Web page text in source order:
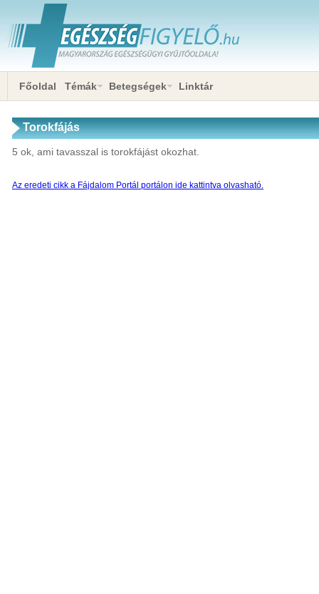
Főoldal Témák Betegségek Linktár
Torokfájás
5 ok, ami tavasszal is torokfájást okozhat.
Az eredeti cikk a Fájdalom Portál portálon ide kattintva olvasható.